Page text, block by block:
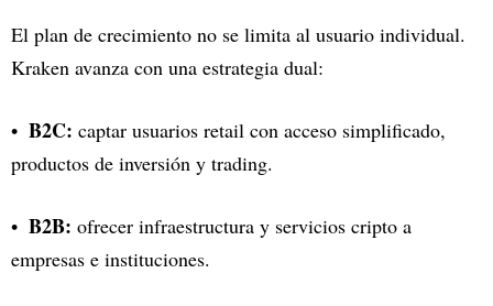
El plan de crecimiento no se limita al usuario individual.
Kraken avanza con una estrategia dual:
B2C: captar usuarios retail con acceso simplificado,
productos de inversión y trading.
B2B: ofrecer infraestructura y servicios cripto a
empresas e instituciones.